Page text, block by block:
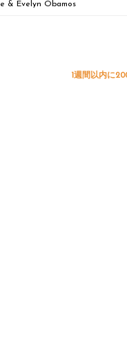
& Evelyn Obamos
1週間以内に